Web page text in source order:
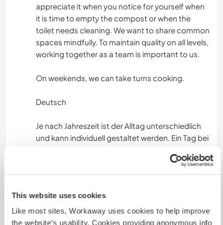
This website uses cookies
Like most sites, Workaway uses cookies to help improve
the website’s usability. Cookies providing anonymous info
appreciate it when you notice for yourself when
it is time to empty the compost or when the
toilet needs cleaning. We want to share common
spaces mindfully. To maintain quality on all levels,
working together as a team is important to us.
On weekends, we can take turns cooking.
Deutsch
Je nach Jahreszeit ist der Alltag unterschiedlich
und kann individuell gestaltet werden. Ein Tag bei
gestaltet jede Person für sich. Nachdem wir
Amra zur Schule gebracht haben, setzen wir uns
besprechen den Tag.
Die anfallenden Aufgaben teilen wir uns und